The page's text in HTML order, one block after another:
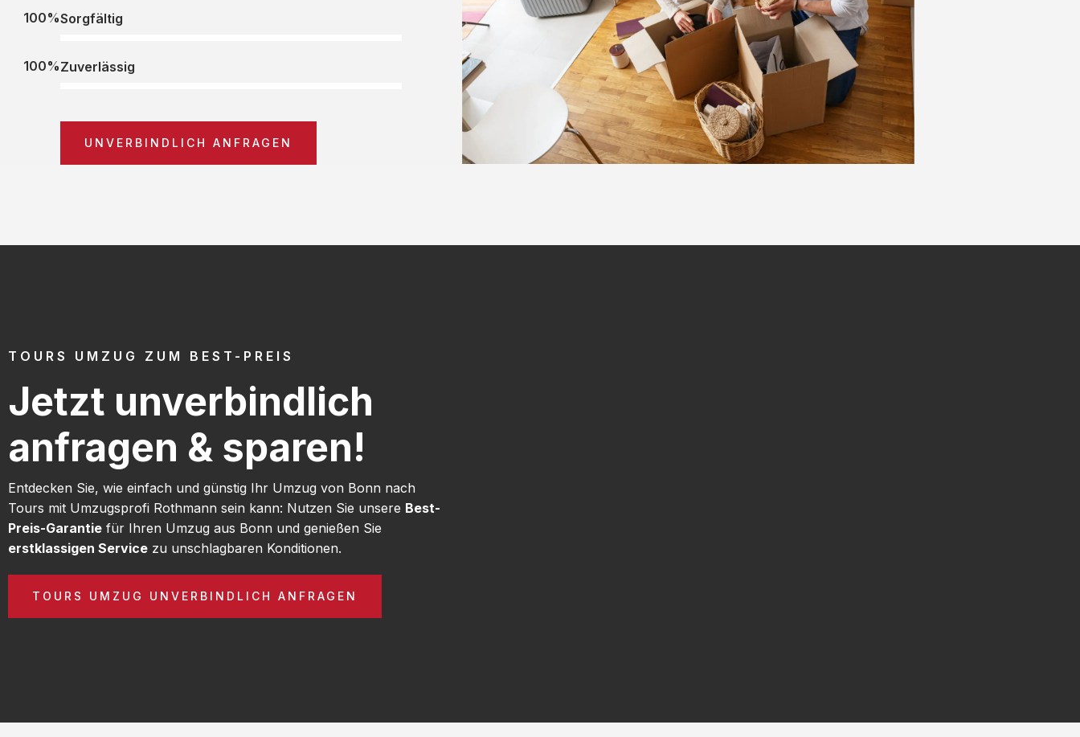
Sorgfältig
100%
Zuverlässig
100%
UNVERBINDLICH ANFRAGEN
TOURS UMZUG ZUM BEST-PREIS
Jetzt unverbindlich
anfragen & sparen!
Entdecken Sie, wie einfach und günstig Ihr Umzug von Bonn nach
Tours mit Umzugsprofi Rothmann sein kann: Nutzen Sie unsere Best-
Preis-Garantie für Ihren Umzug aus Bonn und genießen Sie
erstklassigen Service zu unschlagbaren Konditionen.
TOURS UMZUG UNVERBINDLICH ANFRAGEN